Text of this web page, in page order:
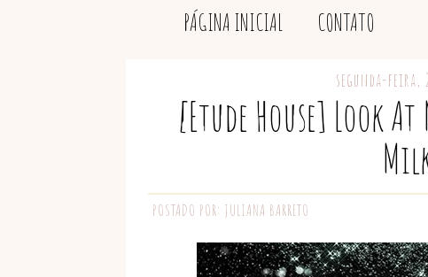
PÁGINA INICIAL CONTATO
segunda-feira,
[Etude House] Look
POSTADO POR: JULIANA BARRETO